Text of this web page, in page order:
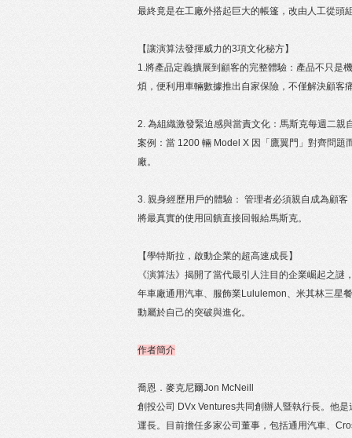
最終竟是在工廠外搭起巨大的帳篷，改由人工從頭
【讓演算法發揮威力的3項文化秘方】
1.將產品定義擴展到顧客的完整體驗：產品不只是
煩，便利用車輛數據推出自家保險，不僅解決顧客
2. 為組織激發緊迫感與當責文化：馬斯克每週二
案例：當 1200 輛 Model X 因「鷹翼門」對齊問題
廠。
3. 親身經歷用戶的體驗： 管理者必須親自成為顧
將最真實的使用回饋直接回報給馬斯克。
【學特斯拉，啟動企業的超高速成長】
《演算法》揭開了當代最引人注目的企業崛起之
年車廠通用汽車、服飾業Lululemon、米其林三星
動屬於自己的突破與進化。
作者簡介
喬恩．麥克尼爾Jon McNeill
創投公司 DVx Ventures共同創辦人暨執行長。他
運長。目前擔任多家公司董事，包括通用汽車、